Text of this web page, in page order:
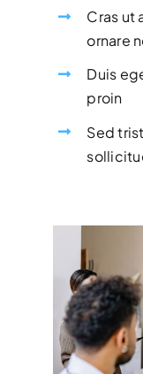
Cras ut
ornare
Duis
proin
Sed